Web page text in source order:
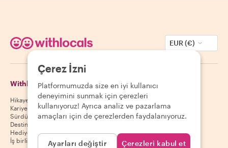
EUR (€)
Withlocals Hakkında
Hikayemiz
Kariyer
Sürdürülebilirlik
Destinasyonlar
Hediye kuponları
İş birliği yap
Misafirler
Misafir yardım merkezi
Misafir iptal politikası
Misafir kullanım koşulları
Çerez İzni
Platformumuzda size en iyi kullanıcı
deneyimini sunmak için çerezleri
kullanıyoruz! Ayrıca analiz ve pazarlama
amaçları için de çerezlerden faydalanıyoruz.
Ayarları değiştir Çerezleri kabul et